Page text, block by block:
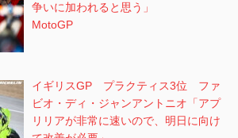
争いに加われると思う」
MotoGP
イギリスGP プラクティス3位 ファ
ビオ・ディ・ジャンアントニオ「アプ
リリアが非常に速いので、明日に向け